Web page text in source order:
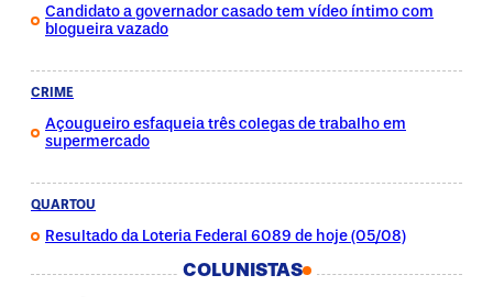
Candidato a governador casado tem vídeo íntimo com
blogueira vazado
CRIME
Açougueiro esfaqueia três colegas de trabalho em
supermercado
QUARTOU
Resultado da Loteria Federal 6089 de hoje (05/08)
COLUNISTAS